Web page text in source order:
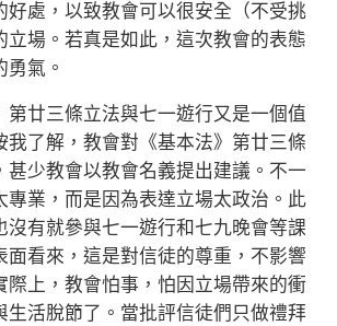
好處，以致教會可以很安全（不受挑
立場。若真是如此，這次教會的表態
氣。
廿三條立法與七一遊行又是一個值
我了解，教會對《基本法》第廿三條
甚少教會以教會名義提出建議。不一
專業，而是因為表達立場太政治。此
沒有就參與七一遊行和七九晚會等課
面看來，這是對信徒的尊重，不影響
際上，教會怕事，怕因立場帶來的衝
生活脫節了。當批評信徒們只做禮拜